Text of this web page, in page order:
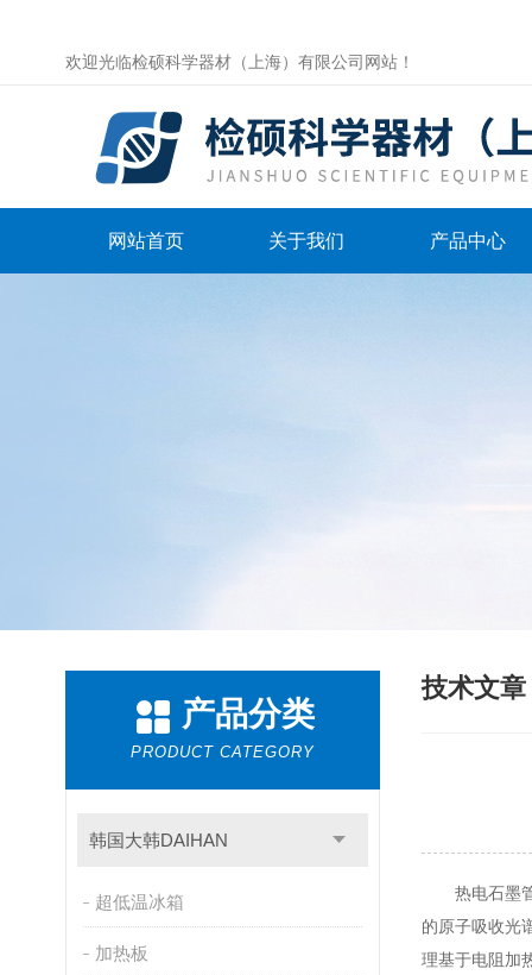
欢迎光临检硕科学器材（上海）有限公司网站！
网站首页 关于我们 产品中心
产品分类
PRODUCT CATEGORY
韩国大韩DAIHAN
超低温冰箱
加热板
技术文章
热电石墨管
的原子吸收光
理基于电阻加